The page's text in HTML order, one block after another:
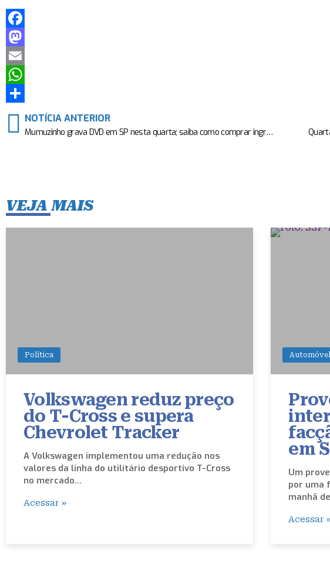
Facebook
Mastodon
Email
WhatsApp
ShareNOTÍCIA ANTERIOR
Mumuzinho grava DVD em SP nesta quarta; saiba como comprar ingressos
VEJA MAIS
Política
Volkswagen reduz preço
do T-Cross e supera
Chevrolet Tracker
A Volkswagen implementou uma redução nos
valores da linha do utilitário desportivo T-Cross
no mercado…
Acessar »
Automóvel
em
Um
por uma
manhã
Acessar